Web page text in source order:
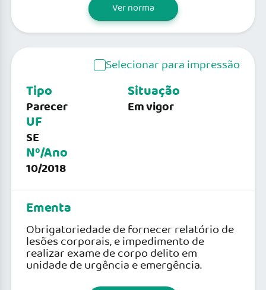
Ver norma
Selecionar para impressão
Tipo
Parecer
UF
SE
Nº/Ano
10/2018
Situação
Em vigor
Ementa
Obrigatoriedade de fornecer relatório de
lesões corporais, e impedimento de
realizar exame de corpo delito em
unidade de urgência e emergência.